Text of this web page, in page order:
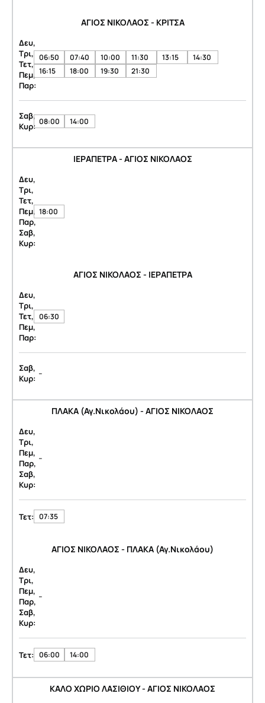
ΑΓΙΟΣ ΝΙΚΟΛΑΟΣ - ΚΡΙΤΣΑ
Δευ,
Τρι,
Τετ,
Πεμ,
Παρ:
06:50 07:40 10:00 11:30 13:15
14:30
16:15
18:00 19:30 21:30
Σαβ,
Κυρ: 08:00 14:00
ΙΕΡΑΠΕΤΡΑ - ΑΓΙΟΣ ΝΙΚΟΛΑΟΣ
Δευ,
Τρι,
Τετ,
Πεμ,
Παρ,
Σαβ,
Κυρ:
18:00
ΑΓΙΟΣ ΝΙΚΟΛΑΟΣ - ΙΕΡΑΠΕΤΡΑ
Δευ,
Τρι,
Τετ,
Πεμ,
Παρ:
06:30
Σαβ,
Κυρ: -
ΠΛΑΚΑ (Αγ.Νικολάου) - ΑΓΙΟΣ ΝΙΚΟΛΑΟΣ
Δευ,
Τρι,
Πεμ,
Παρ,
Σαβ,
Κυρ:
-
Τετ: 07:35
ΑΓΙΟΣ ΝΙΚΟΛΑΟΣ - ΠΛΑΚΑ (Αγ.Νικολάου)
Δευ,
Τρι,
Πεμ,
Παρ,
Σαβ,
Κυρ:
-
Τετ: 06:00 14:00
ΚΑΛΟ ΧΩΡΙΟ ΛΑΣΙΘΙΟΥ - ΑΓΙΟΣ ΝΙΚΟΛΑΟΣ